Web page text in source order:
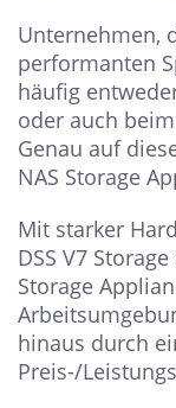
Unternehmen,
performanten
häufig
oder auch
Genau auf
NAS Storage
Mit starker
DSS V7
Storage
hinaus durch
Preis-/